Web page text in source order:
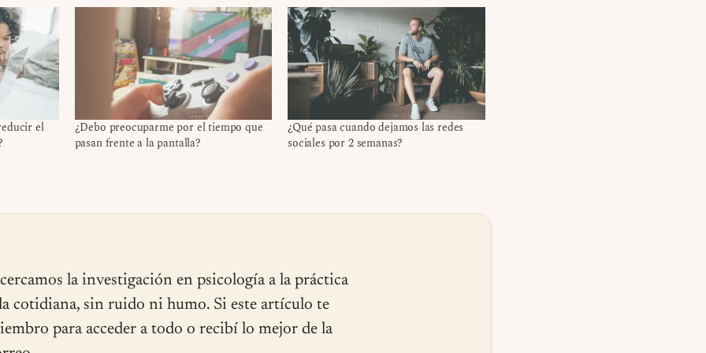
el
¿Debo preocuparme por el tiempo que
pasan frente a la pantalla?
¿Qué pasa cuando dejamos las redes
sociales por 2 semanas?
la investigación en psicología a la práctica
cotidiana, sin ruido ni humo. Si este artículo te
para acceder a todo o recibí lo mejor de la